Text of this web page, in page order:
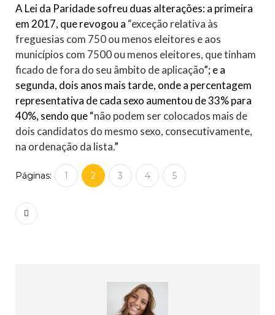
A Lei da Paridade sofreu duas alterações: a primeira
em 2017, que revogou a “exceção relativa às
freguesias com 750 ou menos eleitores e aos
municípios com 7500 ou menos eleitores, que tinham
ficado de fora do seu âmbito de aplicação”; e a
segunda, dois anos mais tarde, onde a percentagem
representativa de cada sexo aumentou de 33% para
40%, sendo que “não podem ser colocados mais de
dois candidatos do mesmo sexo, consecutivamente,
na ordenação da lista.”
Páginas: 1 2 3 4 5